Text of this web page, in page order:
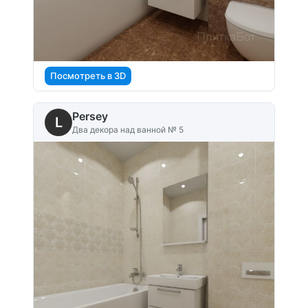
Посмотреть в 3D
L Persey
Два декора над ванной № 5